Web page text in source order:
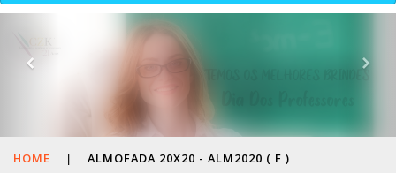
HOME | ALMOFADA 20X20 - ALM2020 ( F )